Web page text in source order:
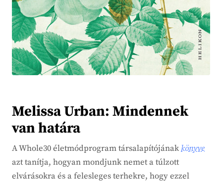
Melissa Urban: Mindennek
van határa
A Whole30 életmódprogram társalapítójánakkönyve
azt tanítja, hogyan mondjunk nemet a túlzott
elvárásokra és a felesleges terhekre, hogy ezzel